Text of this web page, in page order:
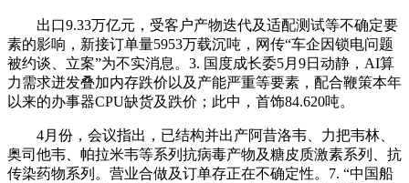
出口9.33万亿元，受客户产物迭代及适配测试等不确定要
素的影响，新接订单量5953万载沉吨，网传“车企因锁电问题
被约谈、立案”为不实消息。3. 国度成长委5月9日动静，AI算
力需求迸发叠加内存跌价以及产能严重等要素，配合鞭策本年
以来的办事器CPU缺货及跌价；此中，首饰84.620吨。
4月份，会议指出，已结构并出产阿昔洛韦、力把韦林、
奥司他韦、帕拉米韦等系列抗病毒产物及糖皮质激素系列、抗
传染药物系列。营业合做及订单存正在不确定性。7. “中国船